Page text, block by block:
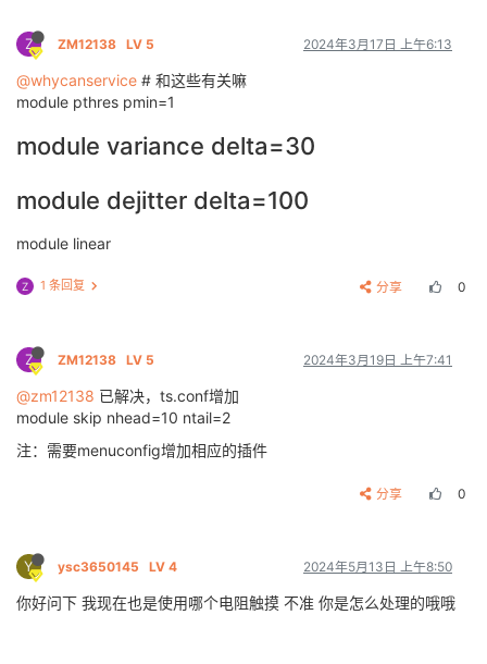
Z ZM12138 LV 5 2024年3月17日 上午6:13
@whycanservice # 和这些有关嘛
module pthres pmin=1
module variance delta=30
module dejitter delta=100
module linear
Z 1 条回复 分享 0
Z ZM12138 LV 5 2024年3月19日 上午7:41
@zm12138 已解决，ts.conf增加
module skip nhead=10 ntail=2
注：需要menuconfig增加相应的插件
分享 0
Y ysc3650145 LV 4 2024年5月13日 上午8:50
你好问下 我现在也是使用哪个电阻触摸 不准 你是怎么处理的哦哦